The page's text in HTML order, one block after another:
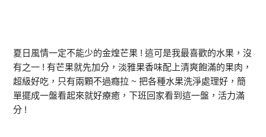
夏日風情一定不能少的金煌芒果 ! 這可是我最喜歡的水果，沒
有之一 ! 有芒果就先加分，淡雅果香味配上清爽飽滿的果肉，
超級好吃，只有兩顆不過癮拉 ~ 把各種水果洗淨處理好，簡
單擺成一盤看起來就好療癒，下班回家看到這一盤，活力滿
分 !